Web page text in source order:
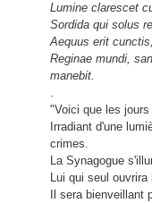
Lumine clarescet
Sordida qui solus
Aequus erit
Reginae mundi,
manebit.
"Voici que les
Irradiant d'une
crimes.
La Synagogue
Lui qui seul
Il sera bienveillant